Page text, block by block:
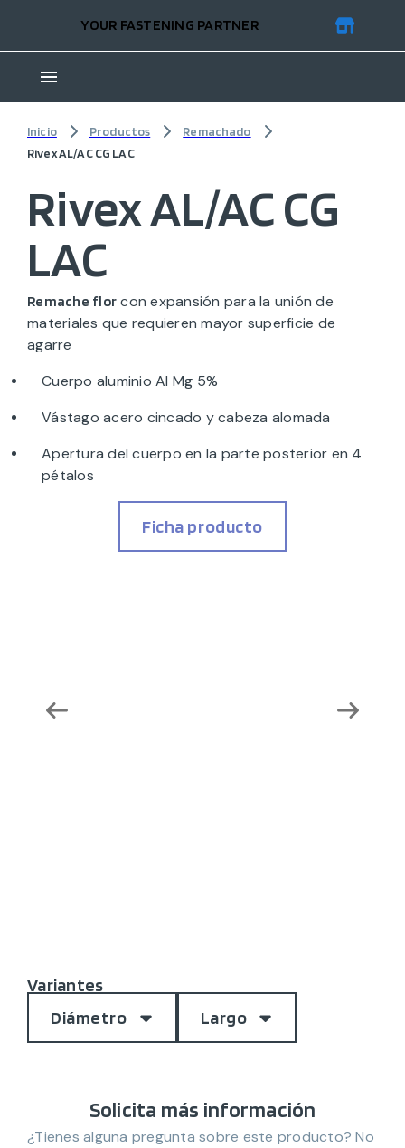
YOUR FASTENING PARTNER
Inicio Productos
Remachado
Rivex AL/AC CG LAC
Rivex AL/AC CG
LAC
Remache flor con expansión para la unión de
materiales que requieren mayor superficie de
agarre
Cuerpo aluminio Al Mg 5%
Vástago acero cincado y cabeza alomada
Apertura del cuerpo en la parte posterior en 4
pétalos
Ficha producto
Variantes
Diámetro
Largo
Solicita más información
¿Tienes alguna pregunta sobre este producto? No